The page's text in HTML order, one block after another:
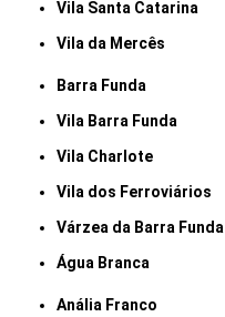
Vila Santa Catarina
Vila da Mercês
Barra Funda
Vila Barra Funda
Vila Charlote
Vila dos Ferroviários
Várzea da Barra Funda
Água Branca
Anália Franco